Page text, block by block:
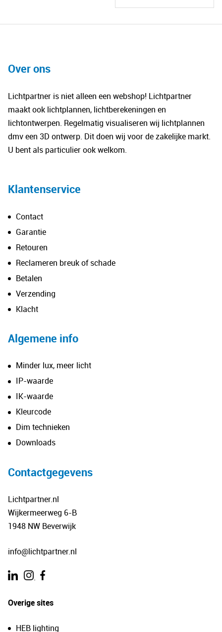
Over ons
Lichtpartner is niet alleen een webshop! Lichtpartner
maakt ook lichtplannen, lichtberekeningen en
lichtontwerpen. Regelmatig visualiseren wij lichtplannen
dmv een 3D ontwerp. Dit doen wij voor de zakelijke markt.
U bent als particulier ook welkom.
Klantenservice
Contact
Garantie
Retouren
Reclameren breuk of schade
Betalen
Verzending
Klacht
Algemene info
Minder lux, meer licht
IP-waarde
IK-waarde
Kleurcode
Dim technieken
Downloads
Contactgegevens
Lichtpartner.nl
Wijkermeerweg 6-B
1948 NW Beverwijk
info@lichtpartner.nl
.
Overige sites
HEB lighting